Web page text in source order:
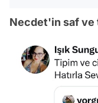
Necdet'in saf ve